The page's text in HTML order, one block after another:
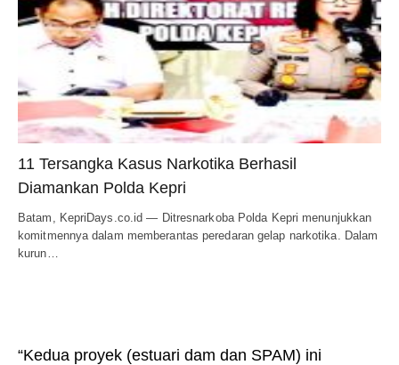
11 Tersangka Kasus Narkotika Berhasil
Diamankan Polda Kepri
Batam, KepriDays.co.id — Ditresnarkoba Polda Kepri menunjukkan
komitmennya dalam memberantas peredaran gelap narkotika. Dalam
kurun…
“Kedua proyek (estuari dam dan SPAM) ini